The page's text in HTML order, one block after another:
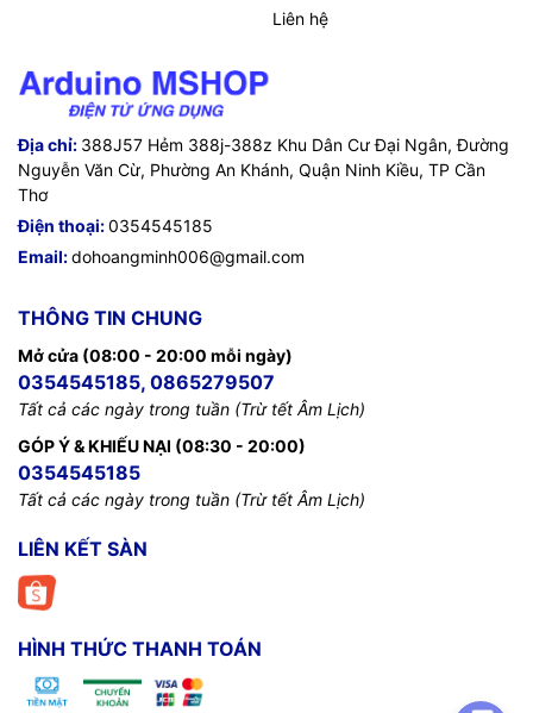
Liên hệ
Địa chỉ: 388J57 Hẻm 388j-388z Khu Dân Cư Đại Ngân, Đường
Nguyễn Văn Cừ, Phường An Khánh, Quận Ninh Kiều, TP Cần
Thơ
Điện thoại:0354545185
Email:dohoangminh006@gmail.com
THÔNG TIN CHUNG
Mở cửa (08:00 - 20:00 mỗi ngày)
0354545185, 0865279507
Tất cả các ngày trong tuần (Trừ tết Âm Lịch)
GÓP Ý & KHIẾU NẠI (08:30 - 20:00)
0354545185
Tất cả các ngày trong tuần (Trừ tết Âm Lịch)
LIÊN KẾT SÀN
HÌNH THỨC THANH TOÁN